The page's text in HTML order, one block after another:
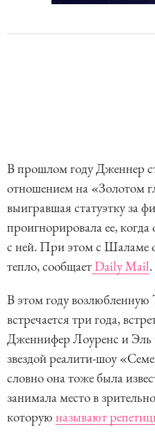
В прошлом году Дженнер
отношением на «Золотом
выигравшая статуэтку за
проигнорировала ее,
с ней. При этом с Шаламе
тепло, сообщаетDaily Mail.
В этом году
встречается три года,
Дженнифер Лоуренс и
звездой реалити-шоу
словно она тоже была
занимала место в
которую называют